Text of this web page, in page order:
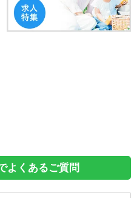
よくあるご質問